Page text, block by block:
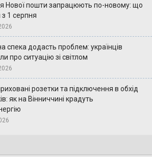
Нової пошти запрацюють по-новому: що
з 1 серпня
спека додасть проблем: українців
про ситуацію зі світлом
розетки та підключення в обхід
як на Вінниччині крадуть